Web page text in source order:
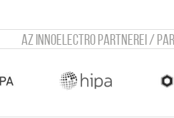
Az InnoElectro partnerei /